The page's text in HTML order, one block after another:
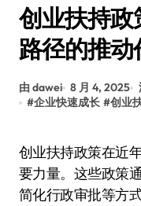
创业扶持政
路径的推动
由 dawei 8 月 4, 2025
#企业快速成长 #创业
创业扶持政策在近年来成为推动企业快速成长的重
要力量。这些政策
简化行政审批等方